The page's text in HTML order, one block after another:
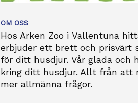
OM OSS
Hos Arken Zoo i Vallentuna
erbjuder ett brett och prisvärt
för ditt husdjur. Vår glada och
kring ditt husdjur. Allt från att
mer allmänna frågor.